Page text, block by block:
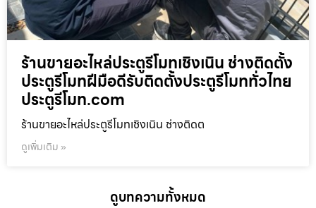
ร้านขายอะไหล่ประตูรีโมทเชิงเนิน ช่างติดตั้ง
ประตูรีโมทฝีมือดีรับติดตั้งประตูรีโมททั่วไทย
ประตูรีโมท.com
ร้านขายอะไหล่ประตูรีโมทเชิงเนิน ช่างติดต
ดูเพิ่มเติม »
ดูบทความทั้งหมด